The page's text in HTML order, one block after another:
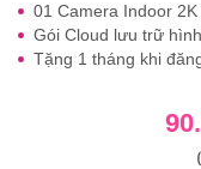
01 Camera Indoor 2K
Gói Cloud lưu trữ
Tặng 1 tháng khi